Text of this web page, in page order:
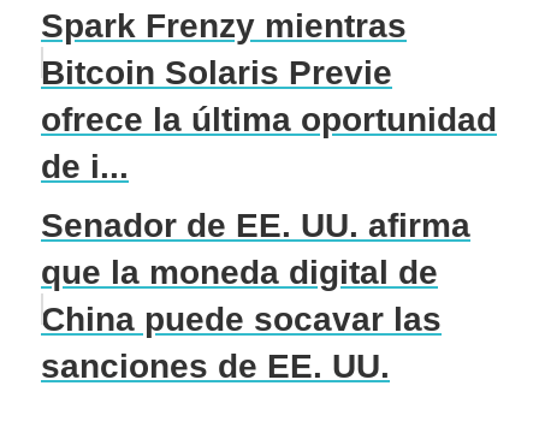
Spark Frenzy mientras
Bitcoin Solaris Previe
ofrece la última oportunidad
de i...
Senador de EE. UU. afirma
que la moneda digital de
China puede socavar las
sanciones de EE. UU.